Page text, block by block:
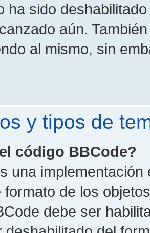
ha sido
aún.
al mismo, sin
y tipos de
código BBCode?
una
formato de los
debe ser